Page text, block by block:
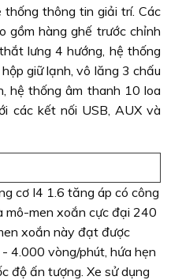
thống thông tin giải trí. Các
gồm hàng ghế trước chỉnh
lưng 4 hướng, hệ thống
giữ lạnh, vô lăng 3 chấu
hệ thống âm thanh 10 loa
các kết nối USB, AUX và
cơ I4 1.6 tăng áp có công
mô-men xoắn cực đại 240
xoắn này đạt được
4.000 vòng/phút, hứa hẹn
độ ấn tượng. Xe sử dụng